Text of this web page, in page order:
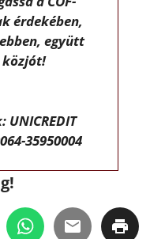
érdekében,
együtt
közjót!
35950004